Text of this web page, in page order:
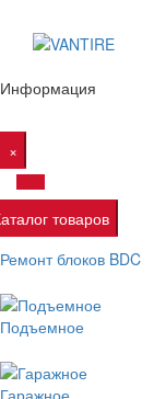
Информация
×
товаров
Ремонт блоков BDC
Подъемное